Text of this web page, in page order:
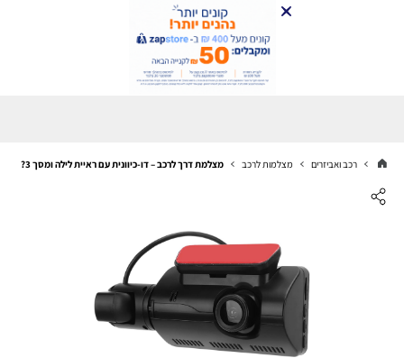
רכב ואביזרים מצלמות לרכב מצלמת דרך לרכב – דו-כיוונית עם ראיית לילה ומסך 3?